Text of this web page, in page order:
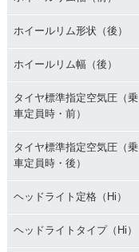
ホイールリム形状（後）
ホイールリム幅（後）
タイヤ標準指定空気圧（乗
車定員時・前）
タイヤ標準指定空気圧（乗
車定員時・後）
ヘッドライト定格（Hi）
ヘッドライトタイプ（Hi）